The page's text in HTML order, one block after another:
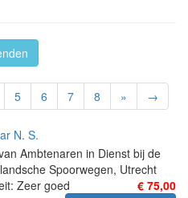
5 6 7 8 » →
N. S.
Ambtenaren in Dienst bij de
Spoorwegen, Utrecht
€ 75,00
Zeer goed